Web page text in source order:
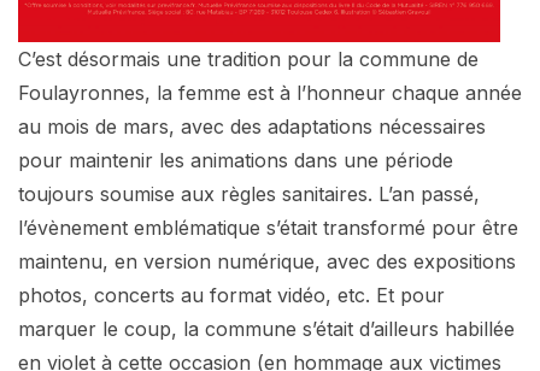
C’est désormais une tradition pour la commune de
Foulayronnes, la femme est à l’honneur chaque année
au mois de mars, avec des adaptations nécessaires
pour maintenir les animations dans une période
toujours soumise aux règles sanitaires. L’an passé,
l’évènement emblématique s’était transformé pour être
maintenu, en version numérique, avec des expositions
photos, concerts au format vidéo, etc. Et pour
marquer le coup, la commune s’était d’ailleurs habillée
en violet à cette occasion (en hommage aux victimes